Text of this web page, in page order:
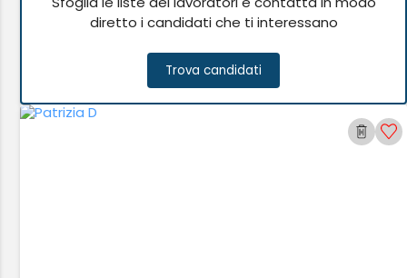
diretto i candidati che ti interessano
Trova candidati